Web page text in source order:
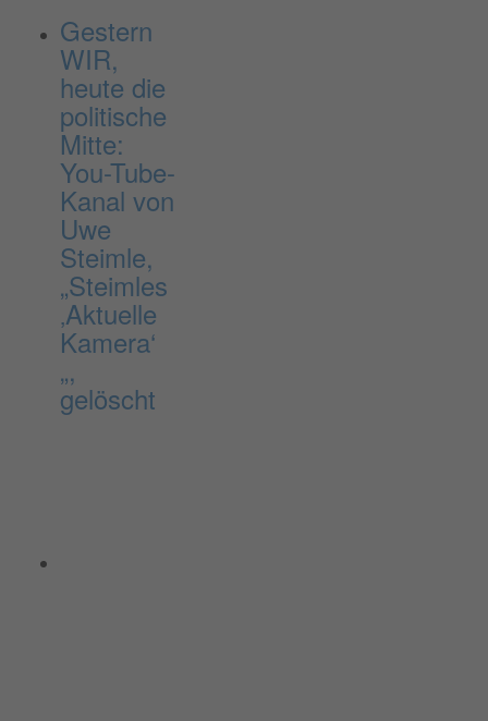
Gestern
WIR,
heute die
politische
Mitte:
You-Tube-
Kanal von
Uwe
Steimle,
„Steimles
‚Aktuelle
Kamera‘
„,
gelöscht